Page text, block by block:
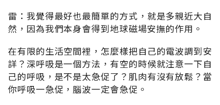
雷：我覺得最好也最簡單的方式，就是多親近大自
然，因為我們本身會得到地球磁場安撫的作用。
在有限的生活空間裡，怎麼樣把自己的電波調到安
詳？深呼吸是一個方法，有空的時候就注意一下自
己的呼吸，是不是太急促了？肌肉有沒有放鬆？當
你呼吸一急促，腦波一定會急促。